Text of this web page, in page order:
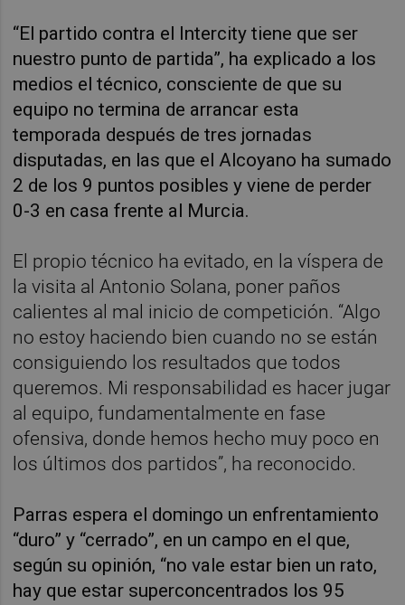
“El partido contra el Intercity tiene que ser
nuestro punto de partida”, ha explicado a los
medios el técnico, consciente de que su
equipo no termina de arrancar esta
temporada después de tres jornadas
disputadas, en las que el Alcoyano ha sumado
2 de los 9 puntos posibles y viene de perder
0-3 en casa frente al Murcia.
El propio técnico ha evitado, en la víspera de
la visita al Antonio Solana, poner paños
calientes al mal inicio de competición. “Algo
no estoy haciendo bien cuando no se están
consiguiendo los resultados que todos
queremos. Mi responsabilidad es hacer jugar
al equipo, fundamentalmente en fase
ofensiva, donde hemos hecho muy poco en
los últimos dos partidos”, ha reconocido.
Parras espera el domingo un enfrentamiento
“duro” y “cerrado”, en un campo en el que,
según su opinión, “no vale estar bien un rato,
hay que estar superconcentrados los 95